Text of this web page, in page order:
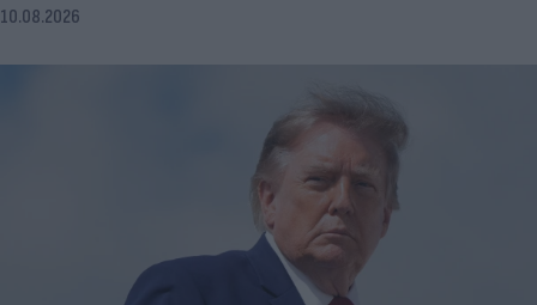
10.08.2026